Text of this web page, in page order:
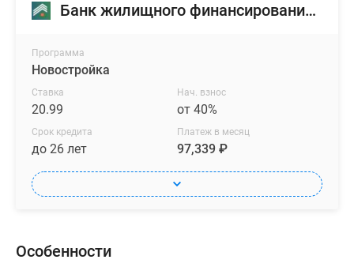
Банк жилищного финансирования (БЖФ)
Программа
Новостройка
Ставка
20.99
Нач. взнос
от 40%
Срок кредита
до 26 лет
Платеж в месяц
97,339 ₽
Особенности